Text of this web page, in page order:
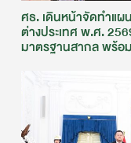
ศธ. เดินหน้าจัดทำแ
ต่างประเทศ พ.ศ.
มาตรฐานสากล พร้อ